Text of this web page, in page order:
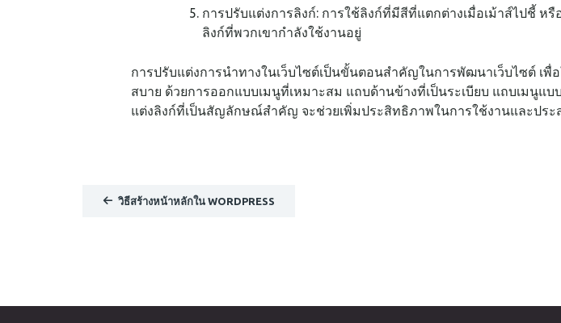
การปรับแต่งการลิงก์: การใช้ลิงก์ที่มีสีที่แตกต่างเมื่อเม้าส์ไปชี้ ห
ลิงก์ที่พวกเขากำลังใช้งานอยู่
การปรับแต่งการนำทางในเว็บไซต์เป็นขั้นตอนสำคัญในการพัฒนาเว็บไซต์ เพื่
สบาย ด้วยการออกแบบเมนูที่เหมาะสม แถบด้านข้างที่เป็นระเบียบ แถบเมนู
แต่งลิงก์ที่เป็นสัญลักษณ์สำคัญ จะช่วยเพิ่มประสิทธิภาพในการใช้งานและประ
วิธีสร้างหน้าหลักใน WORDPRESS